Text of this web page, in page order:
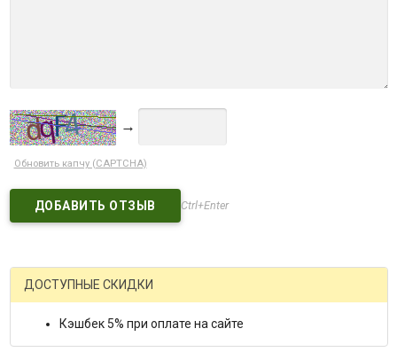
→
Обновить капчу (CAPTCHA)
Ctrl+Enter
ДОСТУПНЫЕ СКИДКИ
Кэшбек 5% при оплате на сайте